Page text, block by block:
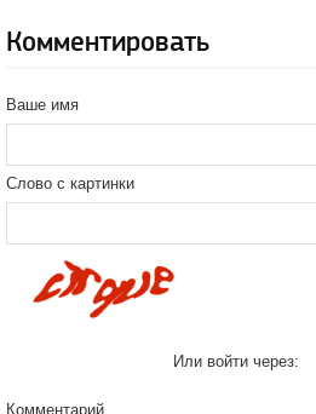
Комментировать
Ваше имя
Слово с картинки
Или войти через:
Комментарий